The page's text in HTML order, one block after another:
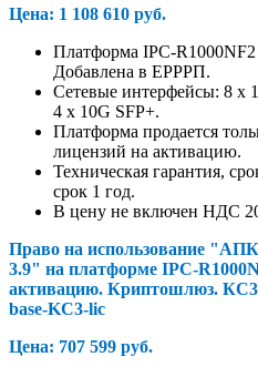
Цена: 1 108 610 руб.
Платформа IPC-
Добавлена в ЕРРРП.
Сетевые интерфейсы: 8 x
4 x 10G SFP+.
Платформа продается
лицензий на активацию.
Техническая гарантия,
срок 1 год.
В цену не включен НДС
Право на использование
3.9" на платформе IPC-R1000
активацию. Криптошлюз.
base-KC3-lic
Цена: 707 599 руб.